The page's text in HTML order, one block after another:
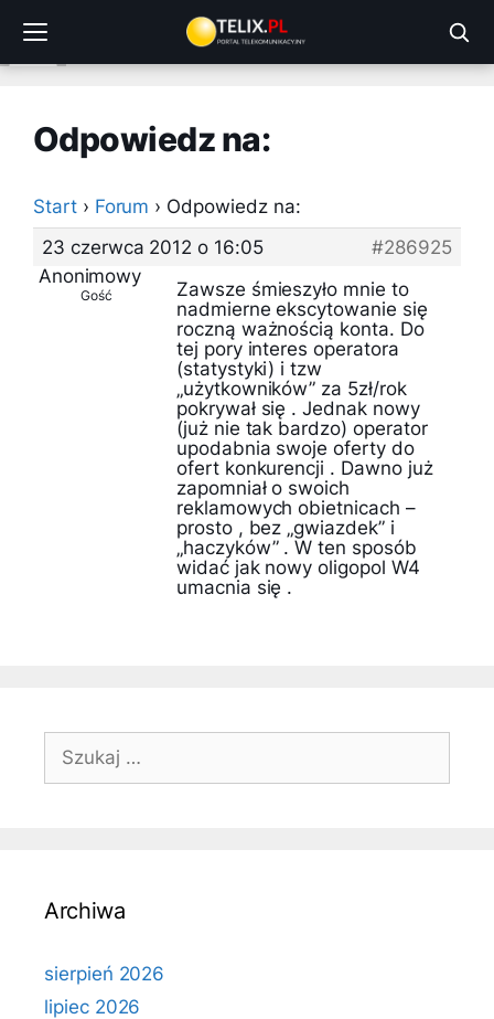
treści
Odpowiedz na:
Start › Forum › Odpowiedz na:
23 czerwca 2012 o 16:05
#286925
Anonimowy
Gość
Zawsze śmieszyło mnie to
nadmierne ekscytowanie się
roczną ważnością konta. Do
tej pory interes operatora
(statystyki) i tzw
„użytkowników” za 5zł/rok
pokrywał się . Jednak nowy
(już nie tak bardzo) operator
upodabnia swoje oferty do
ofert konkurencji . Dawno już
zapomniał o swoich
reklamowych obietnicach –
prosto , bez „gwiazdek” i
„haczyków” . W ten sposób
widać jak nowy oligopol W4
umacnia się .
Szukaj:
Archiwa
sierpień 2026
lipiec 2026